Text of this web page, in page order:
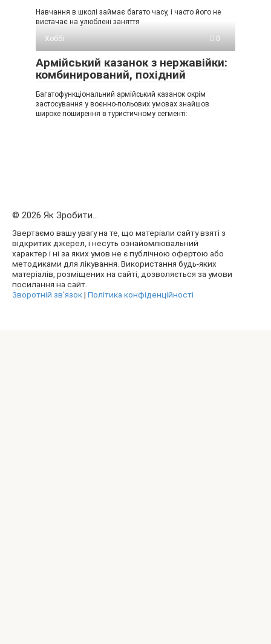
Навчання в школі займає багато часу, і часто його не
вистачає на улюблені заняття
Хоббі
0
Армійський казанок з нержавійки:
комбинирований, похідний
Багатофункціональний армійський казанок окрім
застосування у воєнно-польових умовах знайшов
широке поширення в туристичному сегменті:
© 2026 Як Зробити...
Звертаємо вашу увагу на те, що матеріали сайту взяті з
відкритих джерел, і несуть ознайомлювальний
характер і ні за яких умов не є публічною офертою або
методиками для лікування. Використання будь-яких
матеріалів, розміщених на сайті, дозволяється за умови
посилання на сайт.
Зворотній зв’язок| Політика конфіденційності